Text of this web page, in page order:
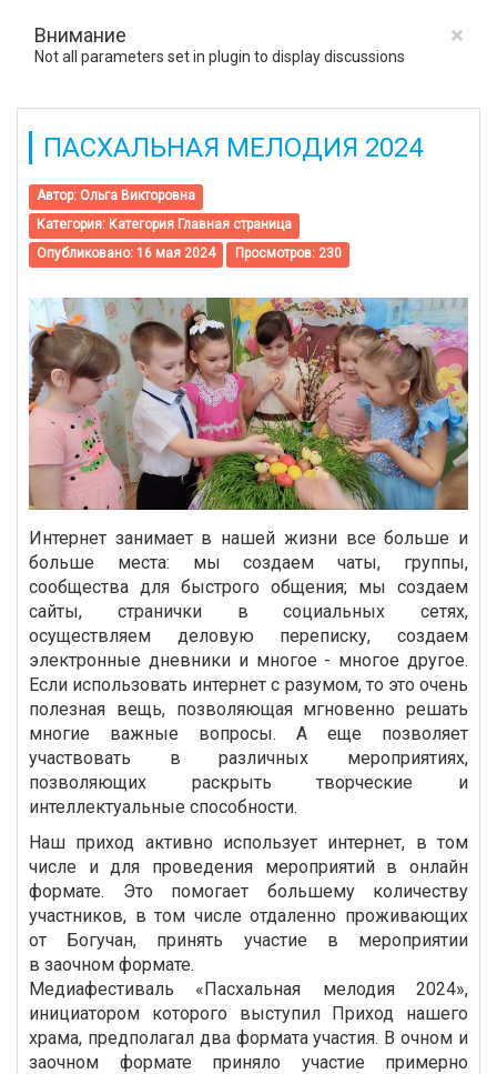
×
Внимание
Not all parameters set in plugin to display discussions
ПАСХАЛЬНАЯ МЕЛОДИЯ 2024
Автор: Ольга Викторовна
Категория: Категория Главная страница
Опубликовано: 16 мая 2024
Просмотров: 230
Интернет занимает в нашей жизни все больше и
больше места: мы создаем чаты, группы,
сообщества для быстрого общения; мы создаем
сайты, странички в социальных сетях,
осуществляем деловую переписку, создаем
электронные дневники и многое - многое другое.
Если использовать интернет с разумом, то это очень
полезная вещь, позволяющая мгновенно решать
многие важные вопросы. А еще позволяет
участвовать в различных мероприятиях,
позволяющих раскрыть творческие и
интеллектуальные способности.
Наш приход активно использует интернет, в том
числе и для проведения мероприятий в онлайн
формате. Это помогает большему количеству
участников, в том числе отдаленно проживающих
от Богучан, принять участие в мероприятии
в заочном формате.
Медиафестиваль «Пасхальная мелодия 2024»,
инициатором которого выступил Приход нашего
храма, предполагал два формата участия. В очном и
заочном формате приняло участие примерно